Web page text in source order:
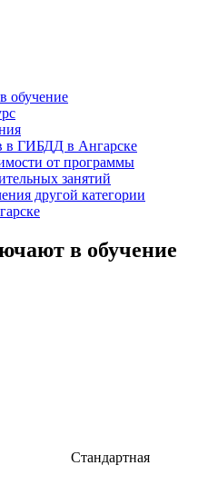
обучение
в ГИБДД в Ангарске
от программы
занятий
другой категории
в обучение
Стандартная